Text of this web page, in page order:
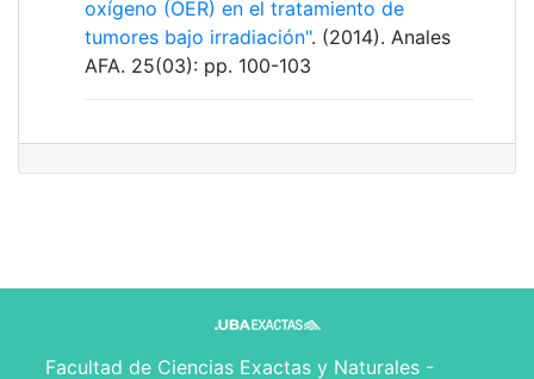
oxígeno (OER) en el tratamiento de
tumores bajo irradiación". (2014). Anales
AFA. 25(03): pp. 100-103
Facultad de Ciencias Exactas y Naturales -